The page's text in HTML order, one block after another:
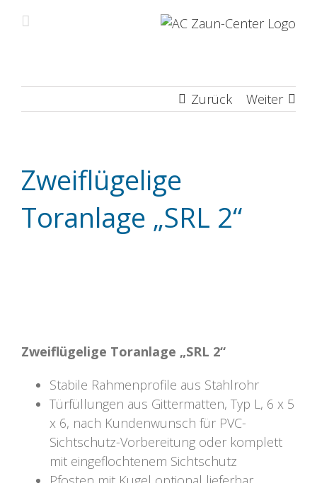
Inhalt
Zurück Weiter
Zweiflügelige
Toranlage „SRL 2“
Zweiflügelige Toranlage „SRL 2“
Stabile Rahmenprofile aus Stahlrohr
Türfüllungen aus Gittermatten, Typ L, 6 x 5
x 6, nach Kundenwunsch für PVC-
Sichtschutz-Vorbereitung oder komplett
mit eingeflochtenem Sichtschutz